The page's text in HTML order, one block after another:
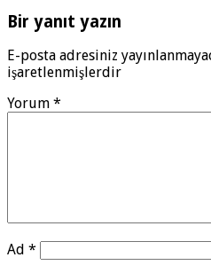
Bir yanıt yazın
E-posta adresiniz
işaretlenmişlerdir
Yorum *
Ad *